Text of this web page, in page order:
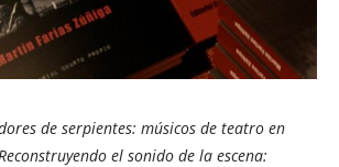
de serpientes: músicos de teatro en
Reconstruyendo el sonido de la escena: